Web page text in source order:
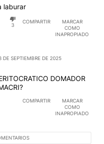
laburar
3
COMPARTIR
MARCAR
COMO
INAPROPIADO
DE SEPTIEMBRE DE 2025
DOMADOR
COMPARTIR
MARCAR
COMO
INAPROPIADO